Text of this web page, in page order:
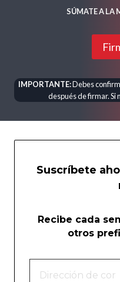
SÚMATE A LA
IMPORTANTE:Debes
después de firmar. Si
Suscríbete
Recibe cada
otros